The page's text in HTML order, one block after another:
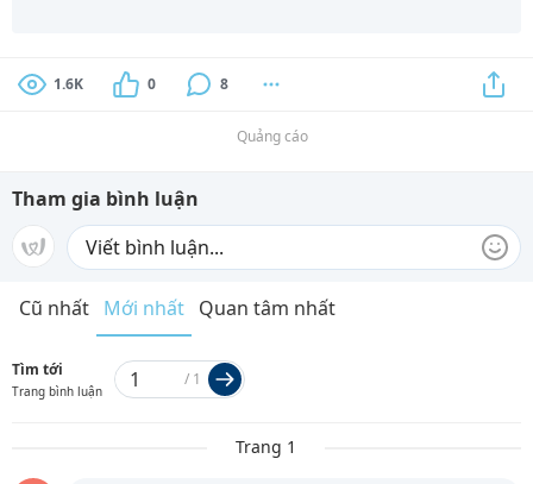
1.6K 0 8
Quảng cáo
Tham gia bình luận
Cũ nhất Mới nhất Quan tâm nhất
Tìm tới
Trang bình luận
/ 1
Trang 1